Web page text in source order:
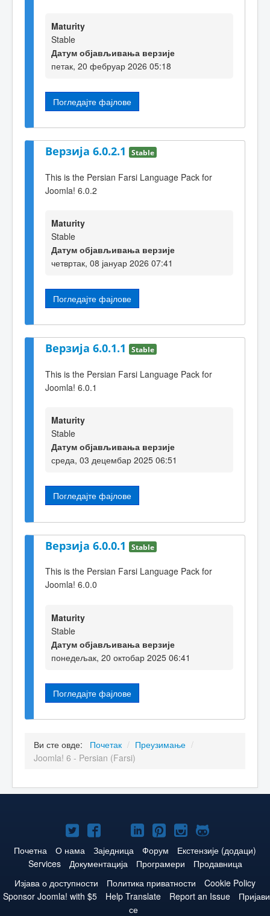
Maturity
Stable
Датум објављивања верзије
петак, 20 фебруар 2026 05:18
Погледајте фајлове
Верзија 6.0.2.1 Stable
This is the Persian Farsi Language Pack for
Joomla! 6.0.2
Maturity
Stable
Датум објављивања верзије
четвртак, 08 јануар 2026 07:41
Погледајте фајлове
Верзија 6.0.1.1 Stable
This is the Persian Farsi Language Pack for
Joomla! 6.0.1
Maturity
Stable
Датум објављивања верзије
среда, 03 децембар 2025 06:51
Погледајте фајлове
Верзија 6.0.0.1 Stable
This is the Persian Farsi Language Pack for
Joomla! 6.0.0
Maturity
Stable
Датум објављивања верзије
понедељак, 20 октобар 2025 06:41
Погледајте фајлове
Ви сте овде: Почетак / Преузимање /
Joomla! 6 - Persian (Farsi)
Joomla!
нa
Twitteru
Joomla!
нa
Facebooku
Joomla!
нa
YouTube
Joomla!
нa
LinkedIn
Joomla!
нa
Pinterest
Joomla!
нa
Instagram
Joomla!
нa
GitHub
Почетна О нама Заједница Форум
Екстензије (додаци)
Services
Документација Програмери
Продавница
Изјава о доступности
Политика приватности
Cookie Policy
Sponsor Joomla! with $5
Help Translate Report an Issue
Пријави
се